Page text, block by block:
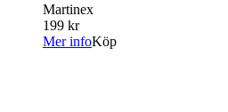
Martinex
199 kr
Mer infoKöp